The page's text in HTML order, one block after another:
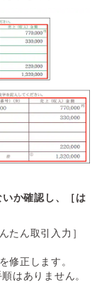
か確認し、［は
たん取引入力］
修正します。
はありません。